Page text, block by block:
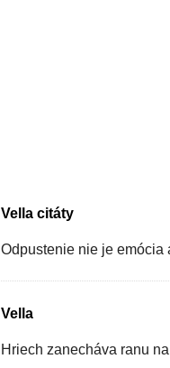
Vella citáty
Odpustenie nie je emócia
Vella
Hriech zanecháva ranu